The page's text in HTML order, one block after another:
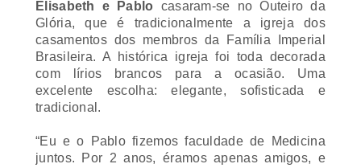
Glória, que é tradicionalmente a igreja dos
casamentos dos membros da Família Imperial
Brasileira. A histórica igreja foi toda decorada
com lírios brancos para a ocasião. Uma
excelente escolha: elegante, sofisticada e
tradicional.
juntos. Por 2 anos, éramos apenas amigos, e
depois acabamos namorando. Foram sete anos